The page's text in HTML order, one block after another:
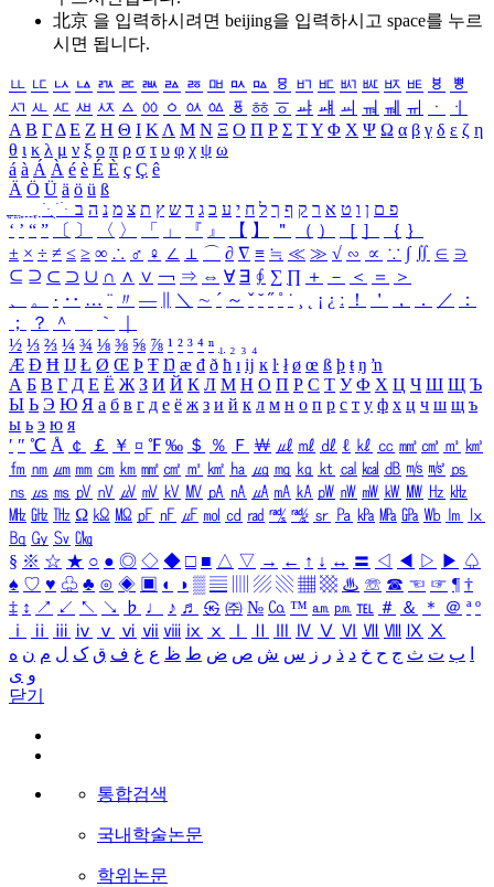
北京 을 입력하시려면 beijing을 입력하시고 space를 누르
시면 됩니다.
ㅥ ㅦ ㅧ ㅨ ㅩ ㅪ ㅫ ㅬ ㅭ ㅮ ㅯ ㅰ ㅱ ㅲ ㅳ ㅴ ㅵ ㅶ ㅷ ㅸ
ㅹ
ㅺ ㅻ ㅼ ㅽ ㅾ ㅿ ㆀ ㆁ ㆂ ㆃ ㆄ ㆅ ㆆ ㆇ ㆈ ㆉ ㆊ ㆋ ㆌ ㆍ
ㆎ
Α Β ΓΔ Ε Ζ Η Θ Ι ΚΛ Μ Ν Ξ Ο Π Ρ Σ ΤΥ Φ Χ Ψ Ω α β γ δ ε ζ η
θ ι κ λ μ ν ξ ο π ρ σ τ υ φ χ ψ ω
á à Á À é è É È ç Ç ê
Ä Ö Ü ä ö ü ß
ִֶֹ ֻּ ׁׂ פ ם ן ו ט א ר ק ף ך ל ח י ע כ ג ד ש ץ ת צ מ נ ה ב
‘ ’ “ ” 〔 〕 〈 〉 「 」 『 』 【 】 ＂ （ ） ［ ］ ｛ ｝
± × ÷ ≠ ≤ ≥ ∞ ∴ ♂ ♀ ∠ ⊥ ⌒ ∂ ∇ ≡ ≒ ≪ ≫ √ ∽ ∝ ∵ ∫ ∬ ∈ ∋
⊆ ⊇ ⊂ ⊃ ∪ ∩ ∧ ∨ ￢ ⇒ ⇔ ∀ ∃ ∮ ∑ ∏ ＋ － ＜ ＝
＞
、
。 · ‥ … ¨ 〃 ― ＼ ∼ ´ ～ ˇ ˘ ˝ ˚ ˙ ¸ ¡ ¿ ː ！ ＇ ， ． ／
：
；
？ ＾ ｀
½ ⅓ ⅔ ¼ ¾ ⅛ ⅜ ⅝ ⅞ ¹ ² ³ ⁴ ⁿ ₁ ₂ ₃ ₄
Æ Ð Ħ Ĳ Ł Ø Œ Þ Ŧ Ŋ æ đ ð ħ ı ĳ ĸ ŀ ł ø œ ß þ ŧ ŋ ŉ
А Б В Г Д Е Ё Ж З И Й К Л М Н О П Р С Т У Ф Х Ц Ч Ш Щ Ъ
Ы Ь Э Ю Я а б в г д е ё ж з и й к л м н о п р с т у ф х ц ч ш щ ъ
ы ь э ю я
′ ″ ℃ Å ￠ ￡ ￥ ¤ ℉ ‰ ＄ ％ Ｆ ￦ ㎕ ㎖ ㎗ ℓ ㎘ ㏄ ㎣ ㎤ ㎥ ㎦
㎙ ㎚ ㎛ ㎜ ㎝ ㎞ ㎟ ㎠ ㎡ ㎢ ㏊ ㎍ ㎎ ㎏ ㏏ ㎈ ㎉ ㏈ ㎧ ㎨ ㎰
㎱ ㎲ ㎳ ㎴ ㎵ ㎶ ㎷ ㎸ ㎹ ㎀ ㎁ ㎂ ㎃ ㎄ ㎺ ㎻ ㎽ ㎾ ㎿ ㎐ ㎑
㎒ ㎓ ㎔ Ω ㏀ ㏁ ㎊ ㎋ ㎌ ㏖ ㏅ ㎭ ㎮ ㎯ ㏛ ㎩ ㎪ ㎫ ㎬ ㏝ ㏐
㏓
㏃ ㏉ ㏜ ㏆
§ ※ ☆ ★ ○ ● ◎ ◇ ◆ □ ■ △ ▽ → ← ↑ ↓ ↔ 〓 ◁ ◀ ▷ ▶ ♤
♠ ♡ ♥ ♧ ♣ ⊙ ◈ ▣ ◐ ◑ ▒ ▤ ▨ ▧ ▦ ▩ ♨ ☏ ☎ ☜ ☞ ¶ †
‡ ↕ ↗ ↙ ↖ ↘ ♭ ♩ ♪ ♬ ㉿ ㈜ № ㏇ ™ ㏂ ㏘ ℡ ＃ ＆ ＊ ＠ ª º
ⅰ
ⅱ ⅲ ⅳ ⅴ ⅵ ⅶ ⅷ ⅸ ⅹ Ⅳ Ⅴ Ⅵ Ⅶ Ⅷ Ⅸ Ⅹ
ب ت ث ج ح خ د ذ ر ز س ش ص ض ط ظ ع غ ف ق ک ل م ن ه
و ی
닫기
통합검색
국내학술논문
학위논문